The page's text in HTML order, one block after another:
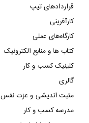
قراردادهای تیپ
کارآفرینی
کارگاه‌های عملی
کتاب ها و منابع الکترونیک
کلینیک کسب و کار
گالری
مثبت اندیشی و عزت نفس
مدرسه کسب و کار